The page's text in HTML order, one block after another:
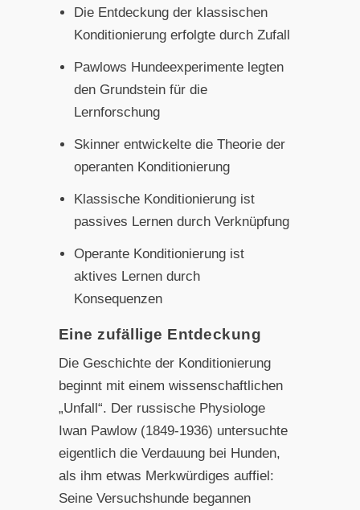
Die Entdeckung der klassischen
Konditionierung erfolgte durch Zufall
Pawlows Hundeexperimente legten
den Grundstein für die
Lernforschung
Skinner entwickelte die Theorie der
operanten Konditionierung
Klassische Konditionierung ist
passives Lernen durch Verknüpfung
Operante Konditionierung ist
aktives Lernen durch
Konsequenzen
Eine zufällige Entdeckung
Die Geschichte der Konditionierung
beginnt mit einem wissenschaftlichen
„Unfall“. Der russische Physiologe
Iwan Pawlow (1849-1936) untersuchte
eigentlich die Verdauung bei Hunden,
als ihm etwas Merkwürdiges auffiel:
Seine Versuchshunde begannen